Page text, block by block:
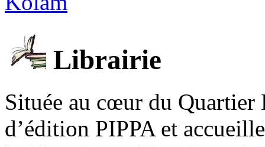
Librairie
Située au cœur du Quartier
d’édition PIPPA et